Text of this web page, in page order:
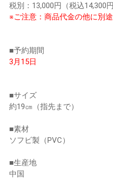
税別：13,000円（税込14,300円
※ご注意：商品代金の他に別
■予約期間
3月15日
■サイズ
約19㎝（指先まで）
■素材
ソフビ製（PVC）
■生産地
中国